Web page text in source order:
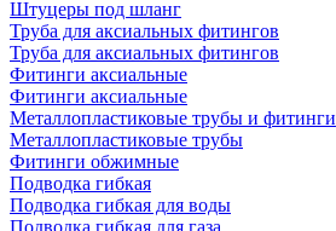
Штуцеры под шланг
Труба для аксиальных фитингов
Труба для аксиальных фитингов
Фитинги аксиальные
Фитинги аксиальные
Металлопластиковые трубы и фитинги
Металлопластиковые трубы
Фитинги обжимные
Подводка гибкая
Подводка гибкая для воды
Подводка гибкая для газа